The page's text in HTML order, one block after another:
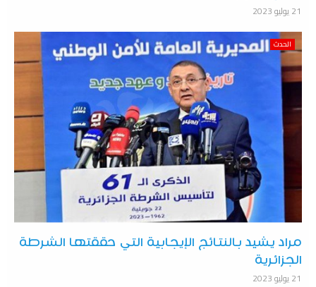
21 يوليو 2023
الحدث
مراد يشيد بالنتائج الإيجابية التي حققتها الشرطة
الجزائرية
21 يوليو 2023